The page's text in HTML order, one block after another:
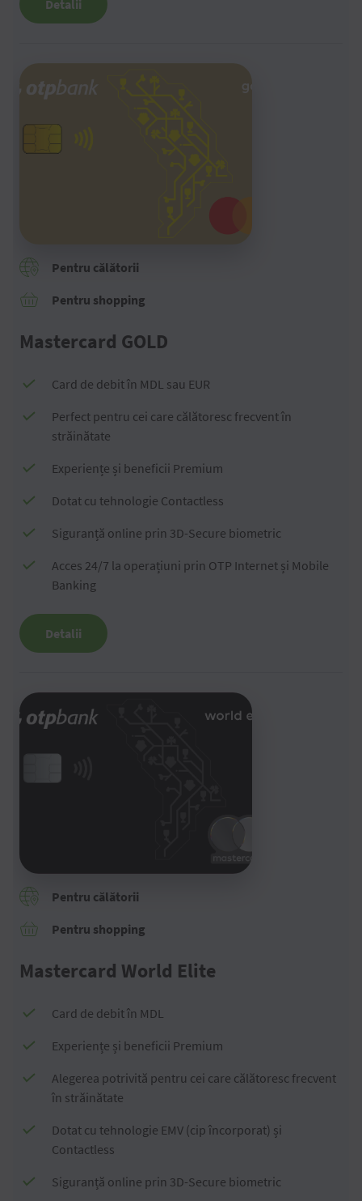
Detalii
Pentru călătorii
Pentru shopping
Mastercard GOLD
Card de debit în MDL sau EUR
Perfect pentru cei care călătoresc frecvent în
străinătate
Experiențe și beneficii Premium
Dotat cu tehnologie Contactless
Siguranță online prin 3D-Secure biometric
Acces 24/7 la operațiuni prin OTP Internet și Mobile
Banking
Detalii
Pentru călătorii
Pentru shopping
Mastercard World Elite
Card de debit în MDL
Experiențe și beneficii Premium
Alegerea potrivită pentru cei care călătoresc frecvent
în străinătate
Dotat cu tehnologie EMV (cip încorporat) și
Contactless
Siguranță online prin 3D-Secure biometric